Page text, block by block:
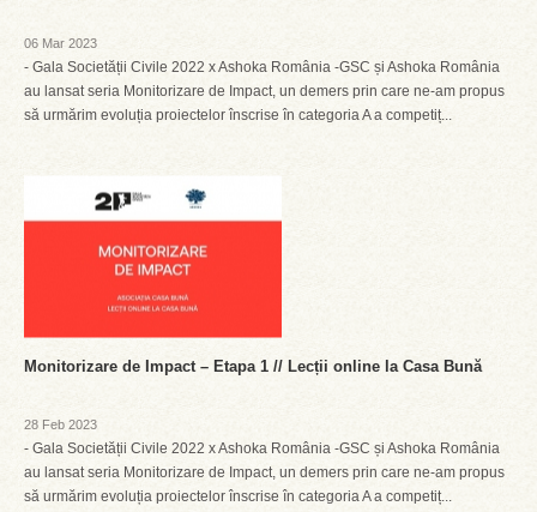
06 Mar 2023
- Gala Societății Civile 2022 x Ashoka România -GSC și Ashoka România
au lansat seria Monitorizare de Impact, un demers prin care ne-am propus
să urmărim evoluția proiectelor înscrise în categoria A a competiț...
Monitorizare de Impact – Etapa 1 // Lecții online la Casa Bună
28 Feb 2023
- Gala Societății Civile 2022 x Ashoka România -GSC și Ashoka România
au lansat seria Monitorizare de Impact, un demers prin care ne-am propus
să urmărim evoluția proiectelor înscrise în categoria A a competiț...